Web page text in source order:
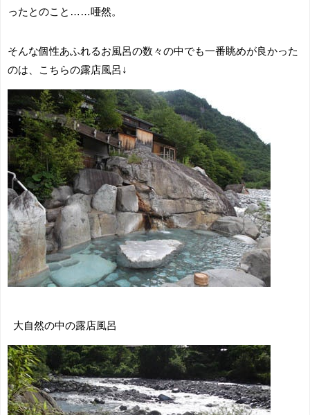
ったとのこと……唖然。
そんな個性あふれるお風呂の数々の中でも一番眺めが良かった
のは、こちらの露店風呂↓
大自然の中の露店風呂